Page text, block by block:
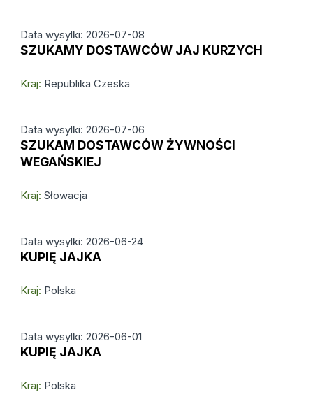
Data wysylki: 2026-07-08
SZUKAMY DOSTAWCÓW JAJ KURZYCH
Kraj: Republika Czeska
Data wysylki: 2026-07-06
SZUKAM DOSTAWCÓW ŻYWNOŚCI
WEGAŃSKIEJ
Kraj: Słowacja
Data wysylki: 2026-06-24
KUPIĘ JAJKA
Kraj: Polska
Data wysylki: 2026-06-01
KUPIĘ JAJKA
Kraj: Polska